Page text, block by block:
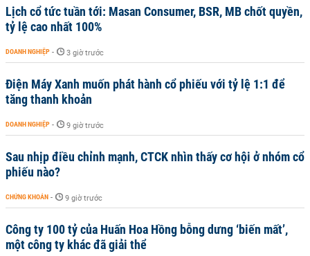
Lịch cổ tức tuần tới: Masan Consumer, BSR, MB chốt quyền,
tỷ lệ cao nhất 100%
DOANH NGHIỆP - 3 giờ trước
Điện Máy Xanh muốn phát hành cổ phiếu với tỷ lệ 1:1 để
tăng thanh khoản
DOANH NGHIỆP - 9 giờ trước
Sau nhịp điều chỉnh mạnh, CTCK nhìn thấy cơ hội ở nhóm cổ
phiếu nào?
CHỨNG KHOÁN - 9 giờ trước
Công ty 100 tỷ của Huấn Hoa Hồng bỗng dưng ‘biến mất’,
một công ty khác đã giải thể